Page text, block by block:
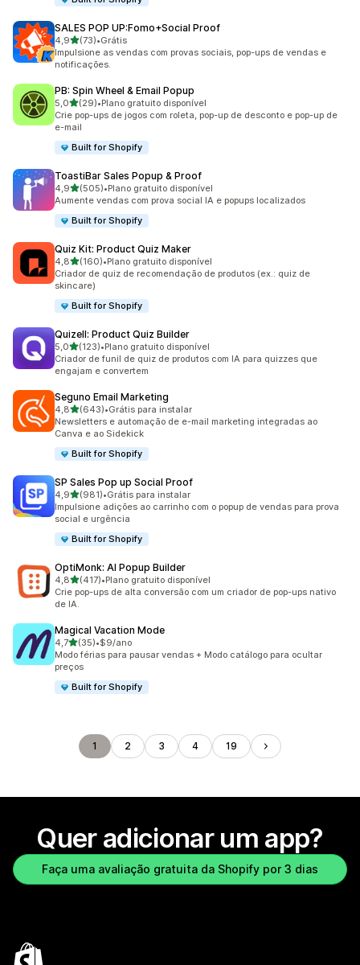
SALES POP UP:Fomo+Social Proof
4,9de 5 estrelas
(73)
73 avaliações ao todo
•Grátis
Impulsione as vendas com provas sociais, pop-ups de vendas e
notificações.
PB: Spin Wheel & Email Popup
5,0de 5 estrelas
(29)
29 avaliações ao todo
•Plano gratuito disponível
Crie pop-ups de jogos com roleta, pop-up de desconto e pop-up de
e-mail
Built for Shopify
ToastiBar Sales Popup & Proof
4,9de 5 estrelas
(505)
505 avaliações ao todo
•Plano gratuito disponível
Aumente vendas com prova social IA e popups localizados
Built for Shopify
Quiz Kit: Product Quiz Maker
4,8de 5 estrelas
(160)
160 avaliações ao todo
•Plano gratuito disponível
Criador de quiz de recomendação de produtos (ex.: quiz de
skincare)
Built for Shopify
Quizell: Product Quiz Builder
5,0de 5 estrelas
(123)
123 avaliações ao todo
•Plano gratuito disponível
Criador de funil de quiz de produtos com IA para quizzes que
engajam e convertem
Seguno Email Marketing
4,8de 5 estrelas
(643)
643 avaliações ao todo
•Grátis para instalar
Newsletters e automação de e-mail marketing integradas ao
Canva e ao Sidekick
Built for Shopify
SP Sales Pop up Social Proof
4,9de 5 estrelas
(981)
981 avaliações ao todo
•Grátis para instalar
Impulsione adições ao carrinho com o popup de vendas para prova
social e urgência
Built for Shopify
OptiMonk: AI Popup Builder
4,8de 5 estrelas
(417)
417 avaliações ao todo
•Plano gratuito disponível
Crie pop-ups de alta conversão com um criador de pop-ups nativo
de IA.
Magical Vacation Mode
4,7de 5 estrelas
(35)
35 avaliações ao todo
•$9/ano
Modo férias para pausar vendas + Modo catálogo para ocultar
preços
Built for Shopify
1 2 3 4 19
Quer adicionar um app?
Faça uma avaliação gratuita da Shopify por 3 dias